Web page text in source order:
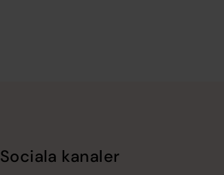
Sociala kanaler